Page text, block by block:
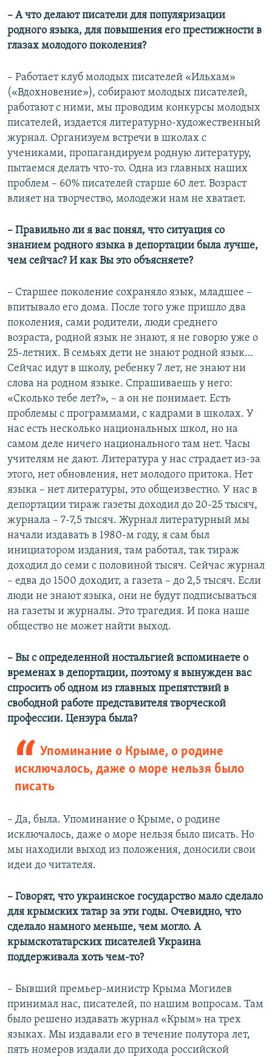
– А что делают писатели для популяризации
родного языка, для повышения его престижности в
глазах молодого поколения?
– Работает клуб молодых писателей «Ильхам»
(«Вдохновение»), собирают молодых писателей,
работают с ними, мы проводим конкурсы молодых
писателей, издается литературно-художественный
журнал. Организуем встречи в школах с
учениками, пропагандируем родную литературу,
пытаемся делать что-то. Одна из главных наших
проблем – 60% писателей старше 60 лет. Возраст
влияет на творчество, молодежи нам не хватает.
– Правильно ли я вас понял, что ситуация со
знанием родного языка в депортации была лучше,
чем сейчас? И как Вы это объясняете?
– Старшее поколение сохраняло язык, младшее –
впитывало его дома. После того уже пришло два
поколения, сами родители, люди среднего
возраста, родной язык не знают, я не говорю уже о
25-летних. В семьях дети не знают родной язык…
Сейчас идут в школу, ребенку 7 лет, не знают ни
слова на родном языке. Спрашиваешь у него:
«Сколько тебе лет?», – а он не понимает. Есть
проблемы с программами, с кадрами в школах. У
нас есть несколько национальных школ, но на
самом деле ничего национального там нет. Часы
учителям не дают. Литература у нас страдает из-за
этого, нет обновления, нет молодого притока. Нет
языка – нет литературы, это общеизвестно. У нас в
депортации тираж газеты доходил до 20-25 тысяч,
журнала – 7-7,5 тысяч. Журнал литературный мы
начали издавать в 1980-м году, я сам был
инициатором издания, там работал, так тираж
доходил до семи с половиной тысяч. Сейчас журнал
– едва до 1500 доходит, а газета – до 2,5 тысяч. Если
люди не знают языка, они не будут подписываться
на газеты и журналы. Это трагедия. И пока наше
общество не может найти выход.
– Вы с определенной ностальгией вспоминаете о
временах в депортации, поэтому я вынужден вас
спросить об одном из главных препятствий в
свободной работе представителя творческой
профессии. Цензура была?
Упоминание о Крыме, о родине
исключалось, даже о море нельзя было
писать
– Да, была. Упоминание о Крыме, о родине
исключалось, даже о море нельзя было писать. Но
мы находили выход из положения, доносили свои
идеи до читателя.
– Говорят, что украинское государство мало сделало
для крымских татар за эти годы. Очевидно, что
сделало намного меньше, чем могло. А
крымскотатарских писателей Украина
поддерживала хоть чем-то?
– Бывший премьер-министр Крыма Могилев
принимал нас, писателей, по нашим вопросам. Там
было решено издавать журнал «Крым» на трех
языках. Мы издавали его в течение полутора лет,
пять номеров издали до прихода российской